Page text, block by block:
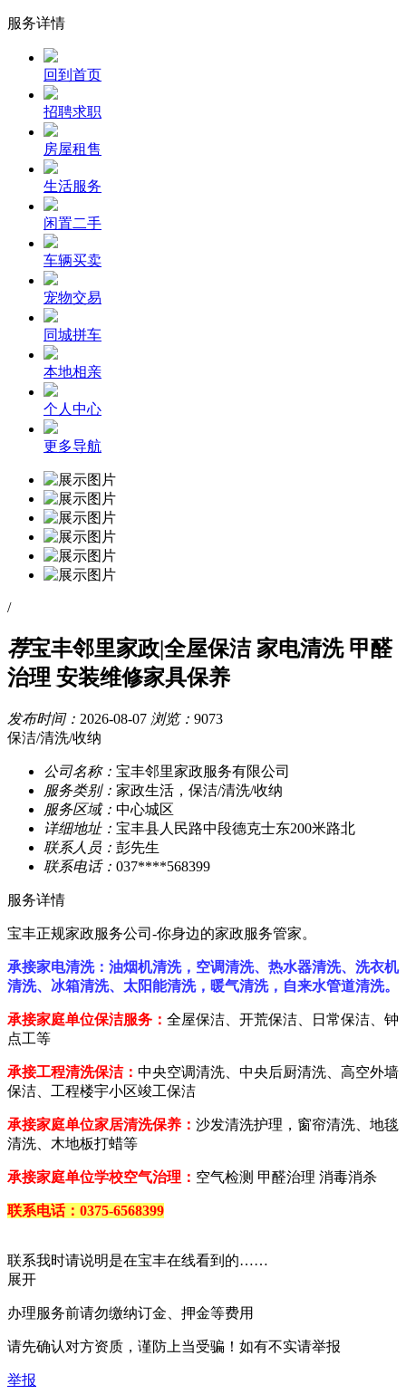
服务详情
回到首页
招聘求职
房屋租售
生活服务
闲置二手
车辆买卖
宠物交易
同城拼车
本地相亲
个人中心
更多导航
/
荐宝丰邻里家政|全屋保洁 家电清洗 甲醛
治理 安装维修家具保养
发布时间： 2026-08-07 浏览： 9073
保洁/清洗/收纳
公司名称： 宝丰邻里家政服务有限公司
服务类别： 家政生活，保洁/清洗/收纳
服务区域： 中心城区
详细地址： 宝丰县人民路中段德克士东200米路北
联系人员： 彭先生
联系电话： 037****568399
服务详情
宝丰正规家政服务公司-你身边的家政服务管家。
承接家电清洗：油烟机清洗，空调清洗、热水器清洗、洗衣机
清洗、冰箱清洗、太阳能清洗，暖气清洗，自来水管道清洗。
承接家庭单位保洁服务： 全屋保洁、开荒保洁、日常保洁、钟
点工等
承接工程清洗保洁： 中央空调清洗、中央后厨清洗、高空外墙
保洁、工程楼宇小区竣工保洁
承接家庭单位家居清洗保养： 沙发清洗护理，窗帘清洗、地毯
清洗、木地板打蜡等
承接家庭单位学校空气治理： 空气检测 甲醛治理 消毒消杀
联系电话：0375-6568399
联系我时请说明是在宝丰在线看到的……
展开
办理服务前请勿缴纳订金、押金等费用
请先确认对方资质，谨防上当受骗！如有不实请举报
举报